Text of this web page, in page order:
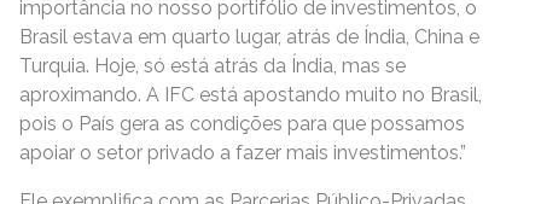
importância no nosso portifólio de investimentos, o
Brasil estava em quarto lugar, atrás de Índia, China e
Turquia. Hoje, só está atrás da Índia, mas se
aproximando. A IFC está apostando muito no Brasil,
pois o País gera as condições para que possamos
apoiar o setor privado a fazer mais investimentos.”